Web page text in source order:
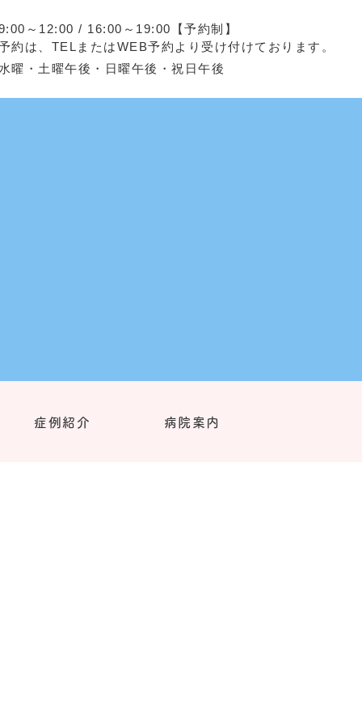
～12:00 / 16:00～19:00【予約制】
約は、TELまたはWEB予約より受け付けております。
水曜・土曜午後・日曜午後・祝日午後
症例紹介 病院案内